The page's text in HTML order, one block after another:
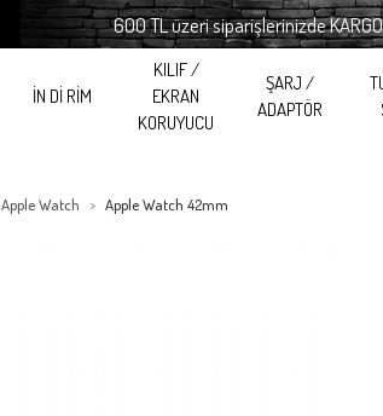
600 TL üzeri siparişlerinizde KARGO
İN Dİ RİM
KILIF /
EKRAN
KORUYUCU
ŞARJ /
ADAPTÖR
Apple Watch Apple Watch 42mm